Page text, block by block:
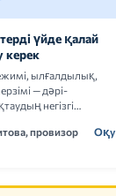
үйде қалай
керек
ылғалдылық,
— дәрі-
негізгі
провизор Оқу